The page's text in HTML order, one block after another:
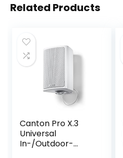
Related Products
Canton Pro X.3
Universal
In-/Outdoor-